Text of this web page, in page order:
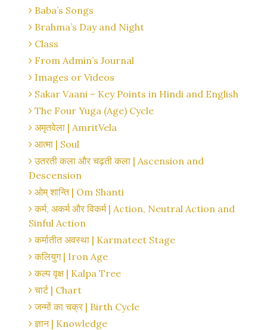
Baba’s Songs
Brahma’s Day and Night
Class
From Admin’s Journal
Images or Videos
Sakar Vaani – Key Points in Hindi and English
The Four Yuga (Age) Cycle
अमृतवेला | AmritVela
आत्मा | Soul
उतरती कला और चढ़ती कला | Ascension and
Descension
ओम् शान्ति | Om Shanti
कर्म, अकर्म और विकर्म | Action, Neutral Action and
Sinful Action
कर्मातीत अवस्था | Karmateet Stage
कलियुग | Iron Age
कल्प वृक्ष | Kalpa Tree
चार्ट | Chart
जन्मों का चक्र | Birth Cycle
ज्ञान | Knowledge